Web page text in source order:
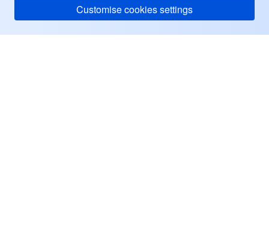
Customise cookies settings